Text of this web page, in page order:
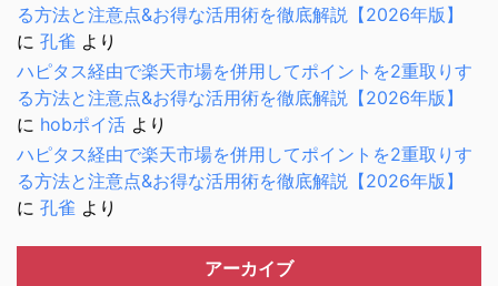
る方法と注意点&お得な活用術を徹底解説【2026年版】
に 孔雀 より
ハピタス経由で楽天市場を併用してポイントを2重取りす
る方法と注意点&お得な活用術を徹底解説【2026年版】
に hobポイ活 より
ハピタス経由で楽天市場を併用してポイントを2重取りす
る方法と注意点&お得な活用術を徹底解説【2026年版】
に 孔雀 より
アーカイブ